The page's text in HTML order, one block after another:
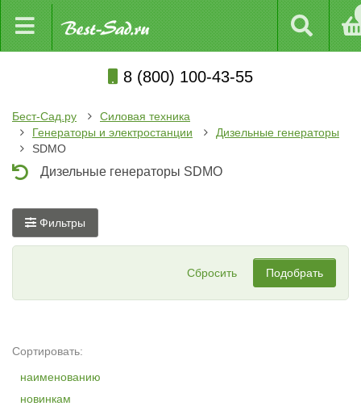
8 (800) 100-43-55
Бест-Сад.ру
Силовая техника
Генераторы и электростанции
Дизельные генераторы
SDMO
Дизельные генераторы SDMO
Фильтры
Сбросить Подобрать
Сортировать:
наименованию
новинкам